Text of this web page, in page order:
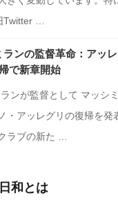
Twitter …
ランの監督革命：アッ
で新章開始
ンが監督として マッシ
・アッレグリの復帰を発
ラブの新た …
和とは